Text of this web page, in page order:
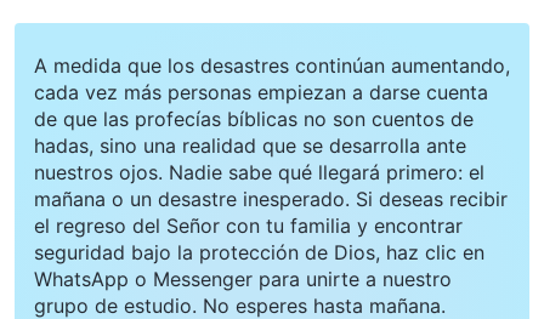
A medida que los desastres continúan aumentando,
cada vez más personas empiezan a darse cuenta
de que las profecías bíblicas no son cuentos de
hadas, sino una realidad que se desarrolla ante
nuestros ojos. Nadie sabe qué llegará primero: el
mañana o un desastre inesperado. Si deseas recibir
el regreso del Señor con tu familia y encontrar
seguridad bajo la protección de Dios, haz clic en
WhatsApp o Messenger para unirte a nuestro
grupo de estudio. No esperes hasta mañana.